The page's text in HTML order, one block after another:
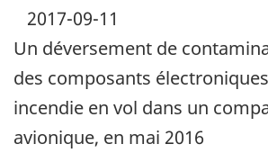
2017-09-11
Un déversement de
des composants
incendie en vol dans un
avionique, en mai 2016